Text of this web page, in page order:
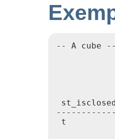
-- A cube --
st_isclosed
t